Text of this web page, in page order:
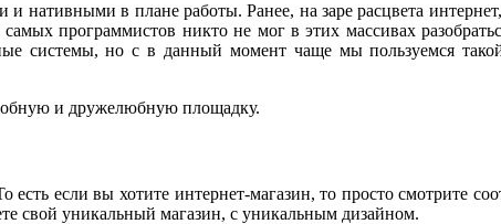
нативными в плане работы. Ранее, на заре расцвета
программистов никто не мог в этих массивах
системы, но с в данный момент чаще мы пользуемся
и дружелюбную площадку.
если вы хотите интернет-магазин, то просто смотрите
свой уникальный магазин, с уникальным дизайном.